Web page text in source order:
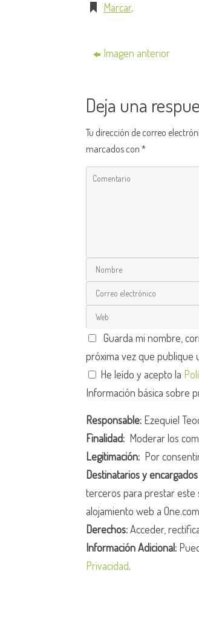
Marcar.
Imagen anterior
Deja una
Tu dirección de correo
marcados con*
Guarda mi nombre,
próxima vez que publique
He leído y acepto la
Información básica sobre
Responsable: Ezequiel
Finalidad: Moderar los
Legitimación: Por
Destinatarios y
terceros para prestar este
alojamiento web a
Derechos:Acceder,
Información Adicional:
Privacidad.